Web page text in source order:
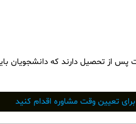
از تحصیل دارند که دانشجویان باید
برای تعیین وقت مشاوره اقدام کنید